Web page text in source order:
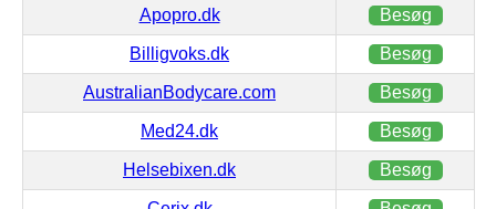
Apopro.dk Besøg
Billigvoks.dk Besøg
AustralianBodycare.com Besøg
Med24.dk Besøg
Helsebixen.dk Besøg